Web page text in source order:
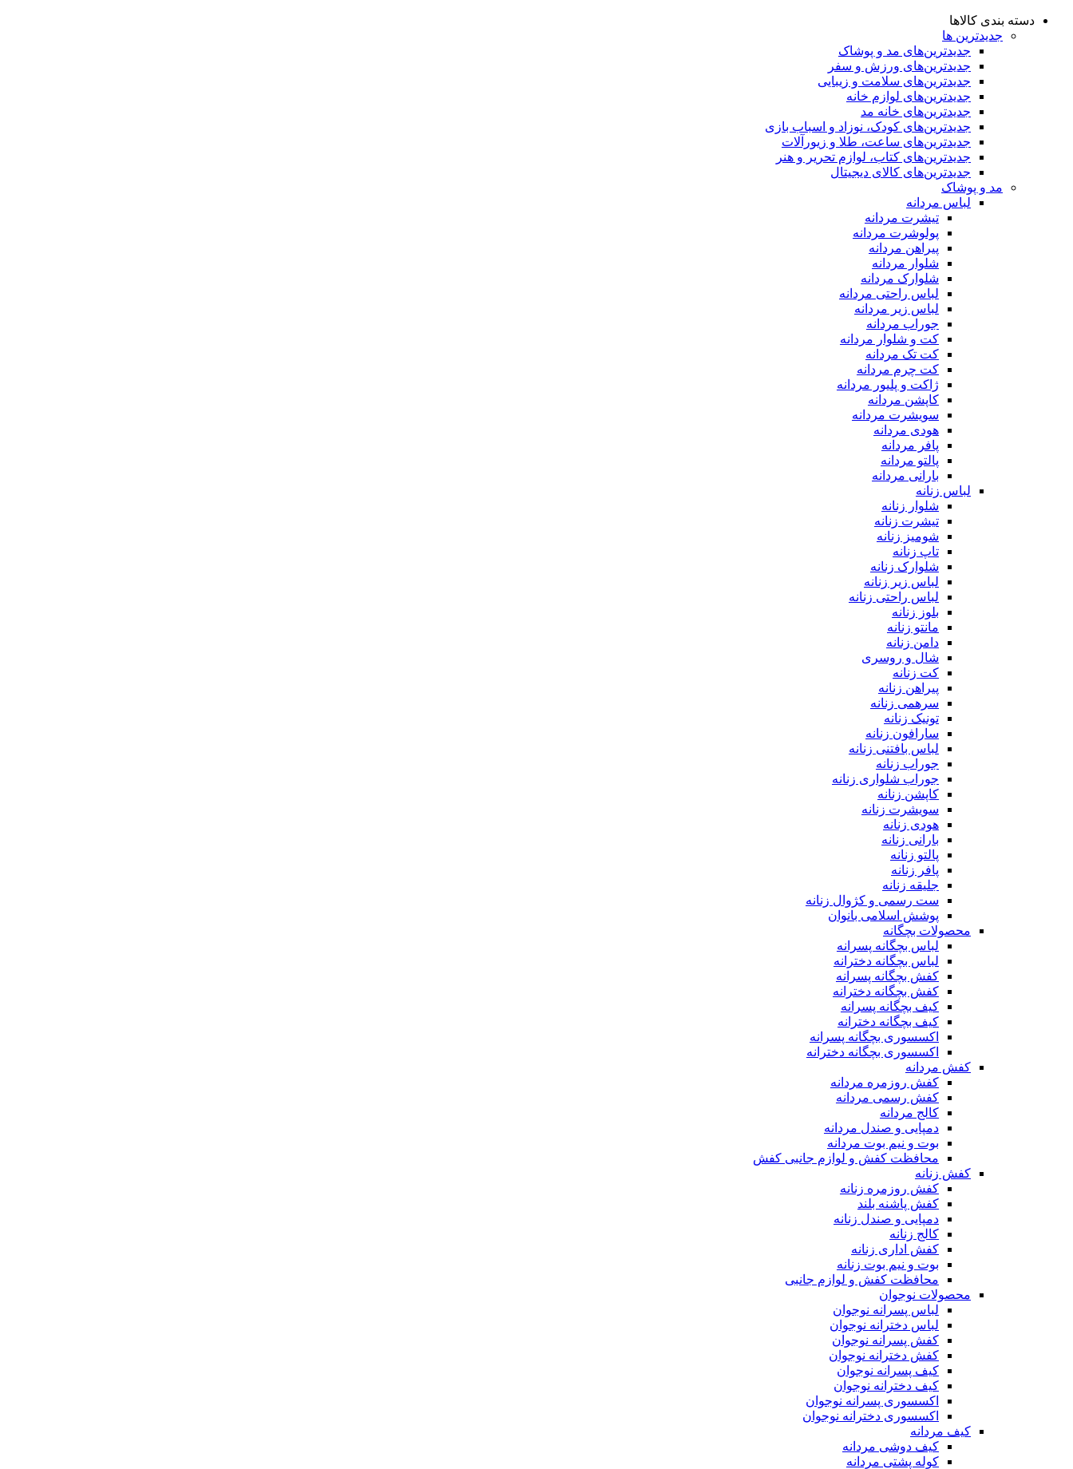
دسته بندی کالاها
جدیدترین ها
جدید‌ترین‌های مد و پوشاک
جدید‌ترین‌های ورزش و سفر
جدید‌ترین‌های سلامت و زیبایی
جدید‌ترین‌های لوازم خانه
جدیدترین‌های خانه مد
جدید‌ترین‌های کودک، نوزاد و اسباب بازی
جدید‌ترین‌های ساعت، طلا و زیورآلات
جدید‌ترین‌های کتاب، لوازم تحریر و هنر
جدید‌ترین‌های کالای دیجیتال
مد و پوشاک
لباس مردانه
تیشرت مردانه
پولوشرت مردانه
پیراهن مردانه
شلوار مردانه
شلوارک مردانه
لباس راحتی مردانه
لباس زیر مردانه
جوراب مردانه
کت و شلوار مردانه
کت تک مردانه
کت چرم مردانه
ژاکت و پلیور مردانه
کاپشن مردانه
سویشرت مردانه
هودی مردانه
پافر مردانه
پالتو مردانه
بارانی مردانه
لباس زنانه
شلوار زنانه
تیشرت زنانه
شومیز زنانه
تاپ زنانه
شلوارک زنانه
لباس زیر زنانه
لباس راحتی زنانه
بلوز زنانه
مانتو زنانه
دامن زنانه
شال و روسری
کت زنانه
پیراهن زنانه
سرهمی زنانه
تونیک زنانه
سارافون زنانه
لباس بافتنی زنانه
جوراب زنانه
جوراب شلواری زنانه
کاپشن زنانه
سویشرت زنانه
هودی زنانه
بارانی زنانه
پالتو زنانه
پافر زنانه
جلیقه زنانه
ست رسمی و کژوال زنانه
پوشش اسلامی بانوان
محصولات بچگانه
لباس بچگانه پسرانه
لباس بچگانه دخترانه
کفش بچگانه پسرانه
کفش بچگانه دخترانه
کیف بچگانه پسرانه
کیف بچگانه دخترانه
اکسسوری بچگانه پسرانه
اکسسوری بچگانه دخترانه
کفش مردانه
کفش روزمره مردانه
کفش رسمی مردانه
کالج مردانه
دمپایی و صندل مردانه
بوت و نیم بوت مردانه
محافظت کفش و لوازم جانبی کفش
کفش زنانه
کفش روزمره زنانه
کفش پاشنه بلند
دمپایی و صندل زنانه
کالج زنانه
کفش اداری زنانه
بوت و نیم بوت زنانه
محافظت کفش و لوازم جانبی
محصولات نوجوان
لباس پسرانه نوجوان
لباس دخترانه نوجوان
کفش پسرانه نوجوان
کفش دخترانه نوجوان
کیف پسرانه نوجوان
کیف دخترانه نوجوان
اکسسوری پسرانه نوجوان
اکسسوری دخترانه نوجوان
کیف مردانه
کیف دوشی مردانه
کوله پشتی مردانه